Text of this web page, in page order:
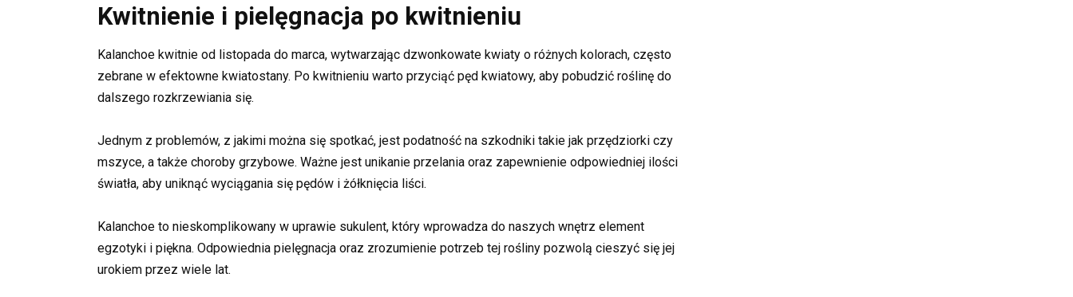
Kwitnienie i pielęgnacja po kwitnieniu
Kalanchoe kwitnie od listopada do marca, wytwarzając dzwonkowate kwiaty o różnych kolorach, często
zebrane w efektowne kwiatostany. Po kwitnieniu warto przyciąć pęd kwiatowy, aby pobudzić roślinę do
dalszego rozkrzewiania się.
Jednym z problemów, z jakimi można się spotkać, jest podatność na szkodniki takie jak przędziorki czy
mszyce, a także choroby grzybowe. Ważne jest unikanie przelania oraz zapewnienie odpowiedniej ilości
światła, aby uniknąć wyciągania się pędów i żółknięcia liści.
Kalanchoe to nieskomplikowany w uprawie sukulent, który wprowadza do naszych wnętrz element
egzotyki i piękna. Odpowiednia pielęgnacja oraz zrozumienie potrzeb tej rośliny pozwolą cieszyć się jej
urokiem przez wiele lat.